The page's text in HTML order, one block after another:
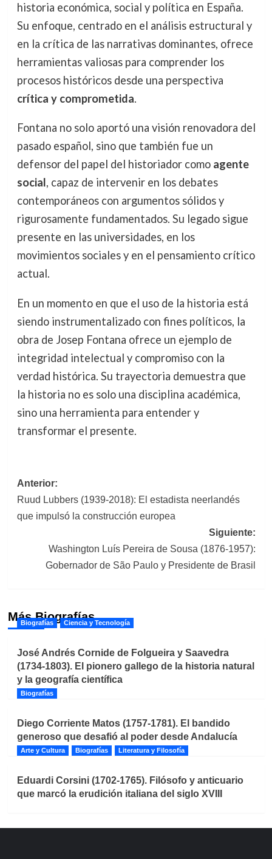
historia económica, social y política en España.
Su enfoque, centrado en el análisis estructural y
en la crítica de las narrativas dominantes, ofrece
herramientas valiosas para comprender los
procesos históricos desde una perspectiva
crítica y comprometida.
Fontana no solo aportó una visión renovadora del
pasado español, sino que también fue un
defensor del papel del historiador como agente
social, capaz de intervenir en los debates
contemporáneos con argumentos sólidos y
rigurosamente fundamentados. Su legado sigue
presente en las universidades, en los
movimientos sociales y en el pensamiento crítico
actual.
En un momento en que el uso de la historia está
siendo instrumentalizado con fines políticos, la
obra de Josep Fontana ofrece un ejemplo de
integridad intelectual y compromiso con la
verdad histórica. Su trayectoria demuestra que
la historia no es solo una disciplina académica,
sino una herramienta para entender y
transformar el presente.
Navegación
de
entradas
Anterior:
Ruud Lubbers (1939-2018): El estadista neerlandés
que impulsó la construcción europea
Siguiente:
Washington Luís Pereira de Sousa (1876-1957):
Gobernador de São Paulo y Presidente de Brasil
Más Biografías
Biografías Ciencia y Tecnología
José Andrés Cornide de Folgueira y Saavedra
(1734-1803). El pionero gallego de la historia natural
y la geografía científica
Biografías
Diego Corriente Matos (1757-1781). El bandido
generoso que desafió al poder desde Andalucía
Arte y Cultura Biografías Literatura y Filosofía
Eduardi Corsini (1702-1765). Filósofo y anticuario
que marcó la erudición italiana del siglo XVIII